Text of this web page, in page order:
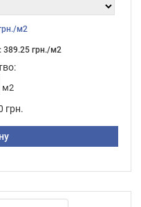
м2
389.25 грн./м2
м2
грн.